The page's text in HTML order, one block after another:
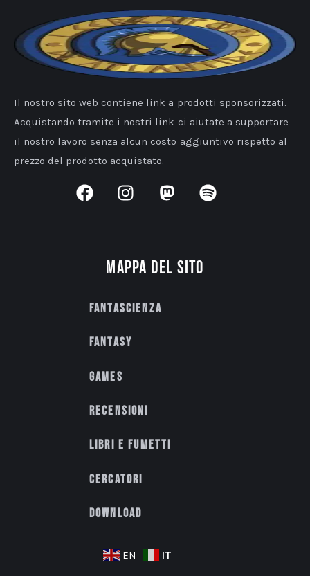
Il nostro sito web contiene link a prodotti sponsorizzati.
Acquistando tramite i nostri link ci aiutate a supportare
il nostro lavoro senza alcun costo aggiuntivo rispetto al
prezzo del prodotto acquistato.
Mappa del sito
Fantascienza
Fantasy
Games
Recensioni
Libri e fumetti
Cercatori
Download
EN IT